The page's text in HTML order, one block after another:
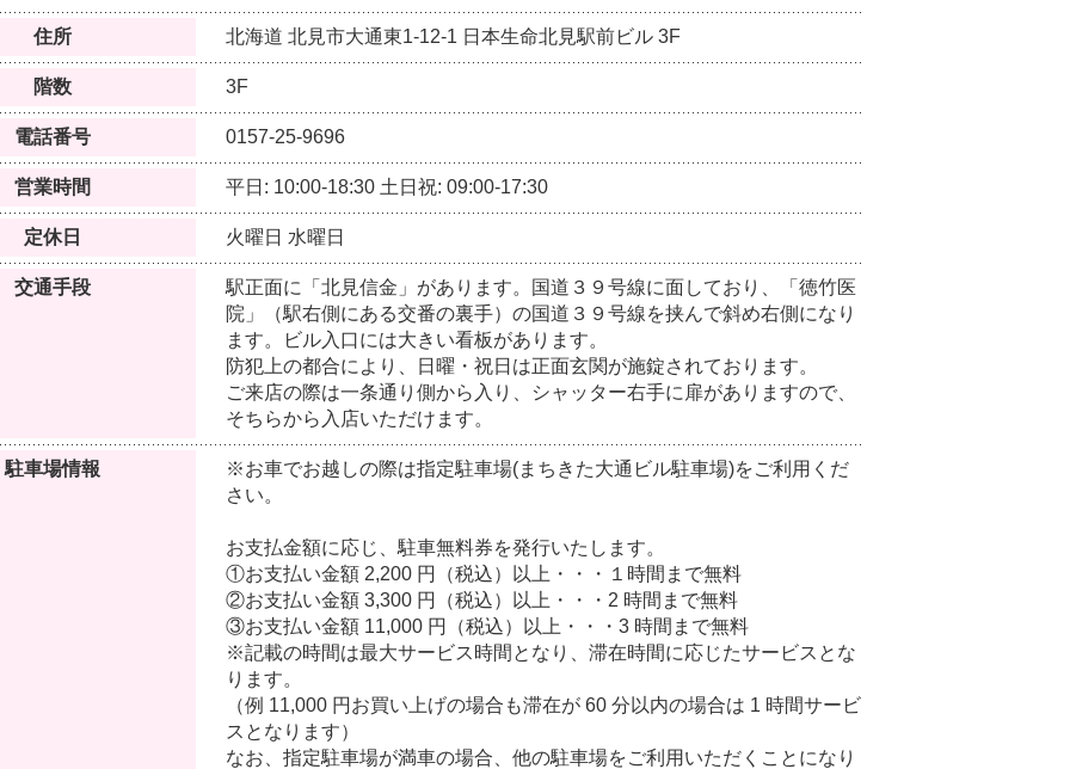
住所 北海道 北見市大通東1-12-1 日本生命北見駅前ビル 3F
階数 3F
電話番号 0157-25-9696
営業時間 平日: 10:00-18:30 土日祝: 09:00-17:30
定休日 火曜日 水曜日
交通手段
駅正面に「北見信金」があります。国道３９号線に面しており、「徳竹医
院」（駅右側にある交番の裏手）の国道３９号線を挟んで斜め右側になり
ます。ビル入口には大きい看板があります。
防犯上の都合により、日曜・祝日は正面玄関が施錠されております。
ご来店の際は一条通り側から入り、シャッター右手に扉がありますので、
そちらから入店いただけます。
駐車場情報
※お車でお越しの際は指定駐車場(まちきた大通ビル駐車場)をご利用くだ
さい。
お支払金額に応じ、駐車無料券を発行いたします。
①お支払い金額 2,200 円（税込）以上・・・１時間まで無料
②お支払い金額 3,300 円（税込）以上・・・2 時間まで無料
③お支払い金額 11,000 円（税込）以上・・・3 時間まで無料
※記載の時間は最大サービス時間となり、滞在時間に応じたサービスとな
ります。
（例 11,000 円お買い上げの場合も滞在が 60 分以内の場合は 1 時間サービ
スとなります）
なお、指定駐車場が満車の場合、他の駐車場をご利用いただくことになり